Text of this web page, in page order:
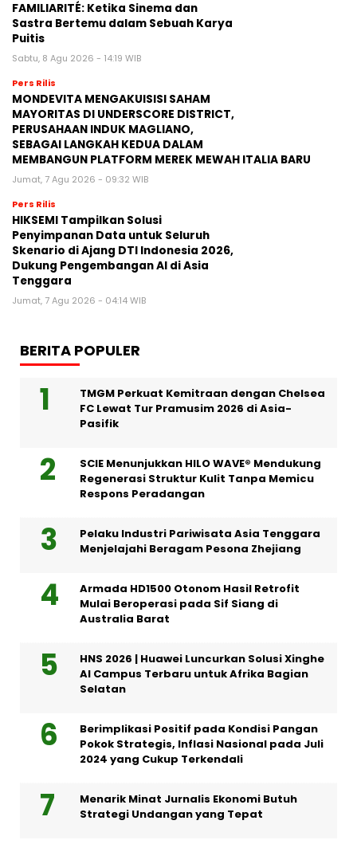
FAMILIARITÉ: Ketika Sinema dan
Sastra Bertemu dalam Sebuah Karya
Puitis
Sabtu, 8 Agu 2026 - 14:19 WIB
Pers Rilis
MONDEVITA MENGAKUISISI SAHAM
MAYORITAS DI UNDERSCORE DISTRICT,
PERUSAHAAN INDUK MAGLIANO,
SEBAGAI LANGKAH KEDUA DALAM
MEMBANGUN PLATFORM MEREK MEWAH ITALIA BARU
Jumat, 7 Agu 2026 - 09:32 WIB
Pers Rilis
HIKSEMI Tampilkan Solusi
Penyimpanan Data untuk Seluruh
Skenario di Ajang DTI Indonesia 2026,
Dukung Pengembangan AI di Asia
Tenggara
Jumat, 7 Agu 2026 - 04:14 WIB
BERITA POPULER
TMGM Perkuat Kemitraan dengan Chelsea
FC Lewat Tur Pramusim 2026 di Asia-
Pasifik
SCIE Menunjukkan HILO WAVE® Mendukung
Regenerasi Struktur Kulit Tanpa Memicu
Respons Peradangan
Pelaku Industri Pariwisata Asia Tenggara
Menjelajahi Beragam Pesona Zhejiang
Armada HD1500 Otonom Hasil Retrofit
Mulai Beroperasi pada Sif Siang di
Australia Barat
HNS 2026 | Huawei Luncurkan Solusi Xinghe
AI Campus Terbaru untuk Afrika Bagian
Selatan
Berimplikasi Positif pada Kondisi Pangan
Pokok Strategis, Inflasi Nasional pada Juli
2024 yang Cukup Terkendali
Menarik Minat Jurnalis Ekonomi Butuh
Strategi Undangan yang Tepat